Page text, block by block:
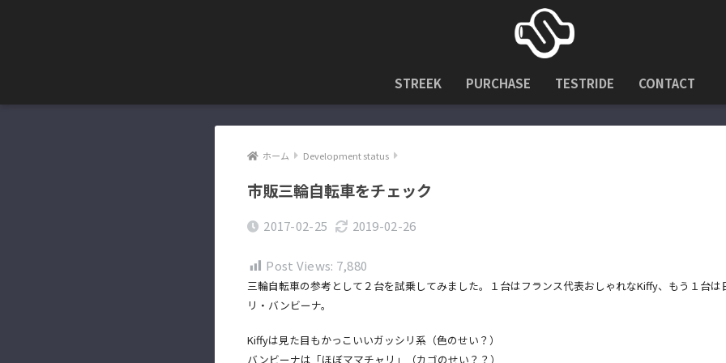
STREEK PURCHASE TESTRIDE CONTACT
ホーム Development status
市販三輪自転車をチェック
2017-02-25 2019-02-26
Post Views: 7,880
三輪自転車の参考として２台を試乗してみました。１台はフランス代表おしゃれなKiffy、もう１台は
リ・バンビーナ。
Kiffyは見た目もかっこいいガッシリ系（色のせい？）
バンビーナは「ほぼママチャリ」（カゴのせい？？）